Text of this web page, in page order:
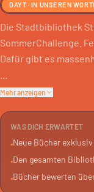
DAYT · IN UNSEREN
Die Stadtbibliothek
SommerChallenge.
Dafür gibt es
Der ganze Bestand
!!!, ??? und Greg sind
Mitmachen können
Gottfried-Benn-
Mehr anzeigen
WAS DICH ERWARTET
•Neue Bücher
•Den gesamten
•Bücher bewerten